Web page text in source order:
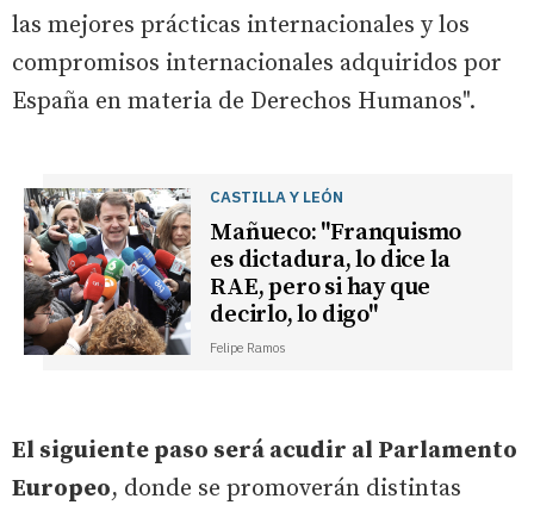
las mejores prácticas internacionales y los
compromisos internacionales adquiridos por
España en materia de Derechos Humanos".
CASTILLA Y LEÓN
Mañueco: "Franquismo
es dictadura, lo dice la
RAE, pero si hay que
decirlo, lo digo"
Felipe Ramos
El siguiente paso será acudir al Parlamento
Europeo, donde se promoverán distintas